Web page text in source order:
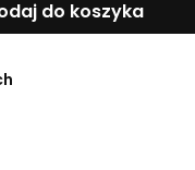
do koszyka